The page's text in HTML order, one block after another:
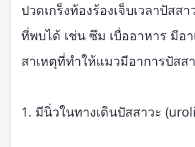
ปวดเกร็งท้องร้องเจ็บเวลาปัสส
ที่พบได้ เช่น ซึม เบื่ออาหาร มีอ
สาเหตุที่ทำให้แมวมีอาการปัสส
1. มีนิ่วในทางเดินปัสสาวะ